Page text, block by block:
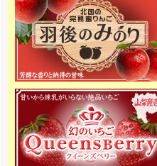
[2016年5月1日 ]
姉妹店-メロン専門通販の2016年
度の夏価格適応期間がスタートし
ました。高級マスクメロンを低
格にてご提供しています。是非
の機会にご利用下さい。
[2016年4月11日 ]
姉妹店-さくらんぼ通販の2016年
度の受付を開始しました。絶品
くらんぼ佐藤錦を5月初め頃から
地直送でご家庭へお届け致しま
す。